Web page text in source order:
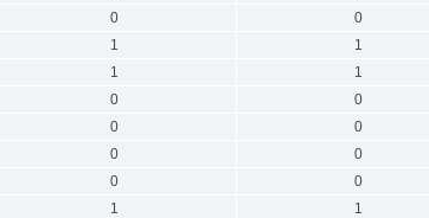
0 0
1 1
1 1
0 0
0 0
0 0
0 0
1 1